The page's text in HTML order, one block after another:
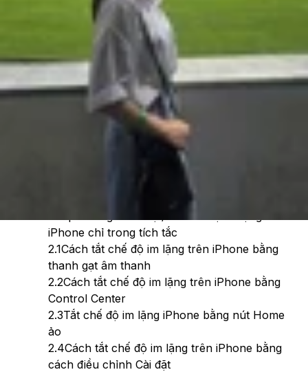
Vì sao cần tắt chế độ im lặng trên iPhone?
iPhone chỉ trong tích tắc
2.1Cách tắt chế độ im lặng trên iPhone bằng
thanh gạt âm thanh
2.2Cách tắt chế độ im lặng trên iPhone bằng
Control Center
2.3Tắt chế độ im lặng iPhone bằng nút Home
ảo
2.4Cách tắt chế độ im lặng trên iPhone bằng
cách điều chỉnh Cài đặt